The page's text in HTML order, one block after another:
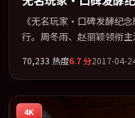
《无名玩家·口碑发酵纪
行。周冬雨、赵丽颖领衔
事、表演与视听上力求统
台同步亮相，2017 年度话
弧光的观众完整观看。
70,233 热度6.7分2017-04-
4K